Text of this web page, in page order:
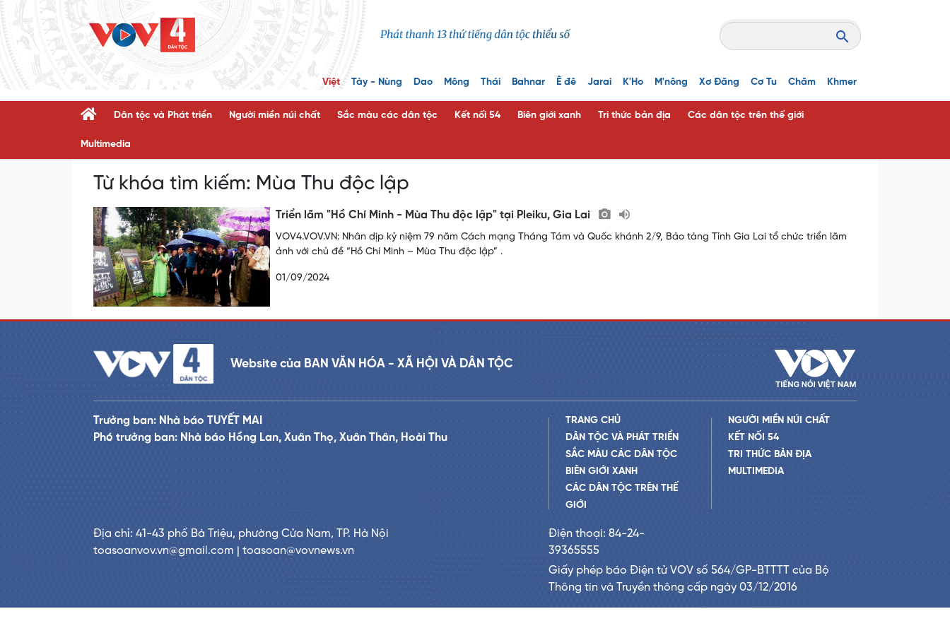
Việt Tày - Nùng Dao Mông Thái Bahnar Ê đê Jarai K'Ho M'nông Xơ Đăng Cơ Tu Chăm Khmer
Dân tộc và Phát triển Người miền núi chất Sắc màu các dân tộc Kết nối 54 Biên giới xanh Tri thức bản địa Các dân tộc trên thế giới
Multimedia
Từ khóa tìm kiếm: Mùa Thu độc lập
Triển lãm "Hồ Chí Minh - Mùa Thu độc lập" tại Pleiku, Gia Lai
VOV4.VOV.VN: Nhân dịp kỷ niệm 79 năm Cách mạng Tháng Tám và Quốc khánh 2/9, Bảo tàng Tỉnh Gia Lai tổ chức triển lãm
ảnh với chủ đề “Hồ Chí Minh – Mùa Thu độc lập” .
01/09/2024
Website của BAN VĂN HÓA - XÃ HỘI VÀ DÂN TỘC
Trưởng ban: Nhà báo TUYẾT MAI
Phó trưởng ban: Nhà báo Hồng Lan, Xuân Thọ, Xuân Thân, Hoài Thu
TRANG CHỦ
DÂN TỘC VÀ PHÁT TRIỂN
SẮC MÀU CÁC DÂN TỘC
BIÊN GIỚI XANH
CÁC DÂN TỘC TRÊN THẾ
GIỚI
NGƯỜI MIỀN NÚI CHẤT
KẾT NỐI 54
TRI THỨC BẢN ĐỊA
MULTIMEDIA
Địa chỉ: 41-43 phố Bà Triệu, phường Cửa Nam, TP. Hà Nội
toasoanvov.vn@gmail.com | toasoan@vovnews.vn
Điện thoại: 84-24-
39365555
Giấy phép báo Điện tử VOV số 564/GP-BTTTT của Bộ
Thông tin và Truyền thông cấp ngày 03/12/2016